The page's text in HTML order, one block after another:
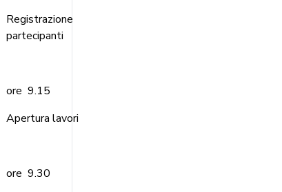
Registrazione
partecipanti
ore 9.15
Apertura lavori
ore 9.30